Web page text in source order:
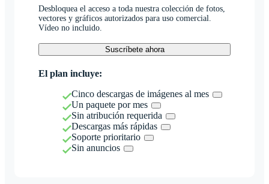
Desbloquea el acceso a toda nuestra colección de fotos,
vectores y gráficos autorizados para uso comercial.
Vídeo no incluido.
Suscríbete ahora
El plan incluye:
Cinco descargas de imágenes al mes
Un paquete por mes
Sin atribución requerida
Descargas más rápidas
Soporte prioritario
Sin anuncios